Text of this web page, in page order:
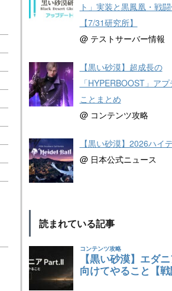
ト」実装と黒鳳凰・戦
【7/31研究所】
@ テストサーバー情報
【黒い砂漠】超成長の
「HYPERBOOST」ア
ことまとめ
@ コンテンツ攻略
【黒い砂漠】2026ハイ
@ 日本公式ニュース
読まれている記事